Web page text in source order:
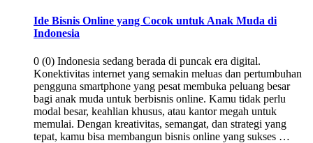
Ide Bisnis Online yang Cocok untuk Anak Muda di
Indonesia
0 (0) Indonesia sedang berada di puncak era digital.
Konektivitas internet yang semakin meluas dan pertumbuhan
pengguna smartphone yang pesat membuka peluang besar
bagi anak muda untuk berbisnis online. Kamu tidak perlu
modal besar, keahlian khusus, atau kantor megah untuk
memulai. Dengan kreativitas, semangat, dan strategi yang
tepat, kamu bisa membangun bisnis online yang sukses …